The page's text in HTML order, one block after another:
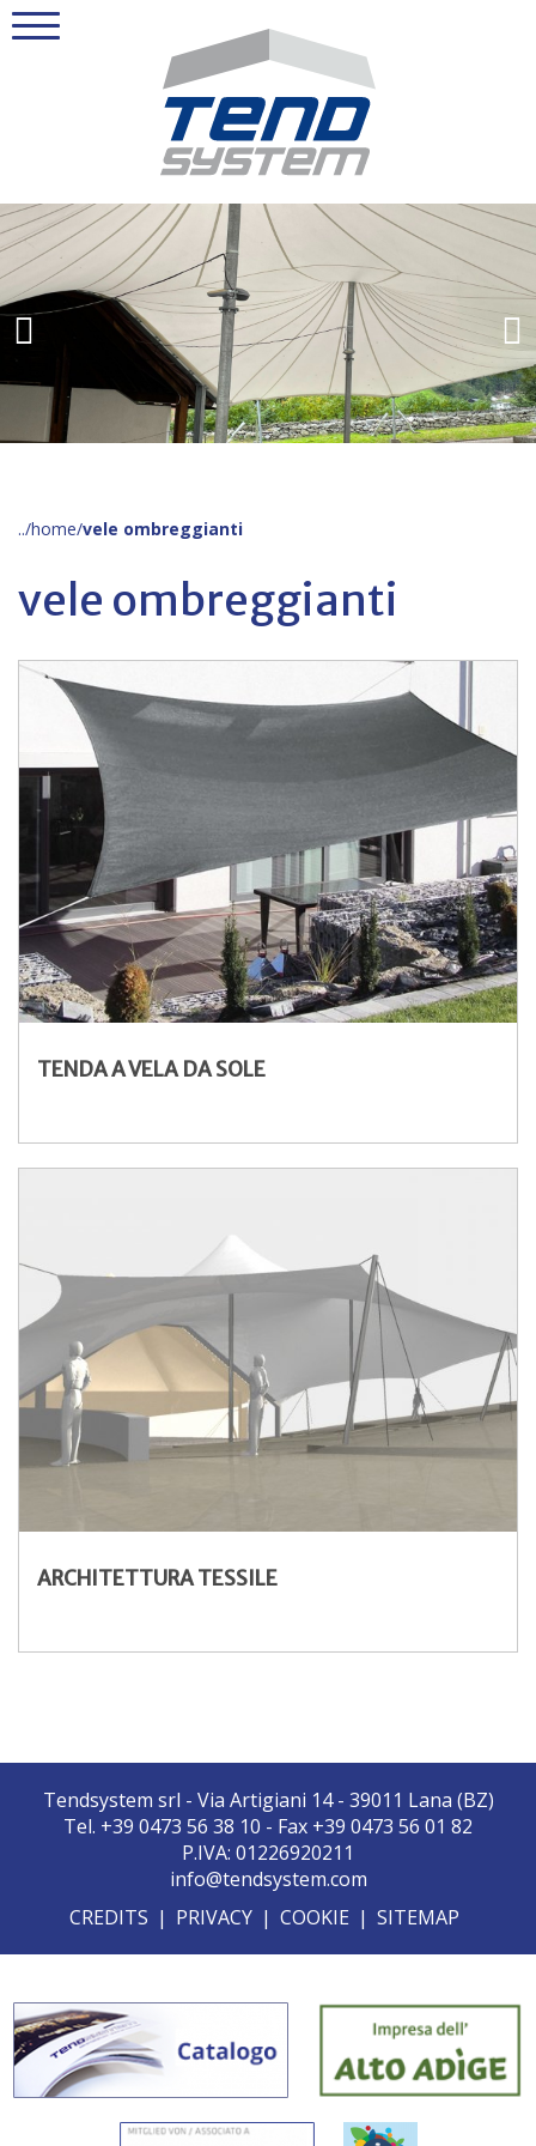
home vele ombreggianti
vele ombreggianti
TENDA A VELA DA SOLE
ARCHITETTURA TESSILE
Tendsystem srl - Via Artigiani 14 - 39011 Lana (BZ)
Tel. +39 0473 56 38 10 - Fax +39 0473 56 01 82
P.IVA: 01226920211
info@tendsystem.com
CREDITS | PRIVACY | COOKIE | SITEMAP